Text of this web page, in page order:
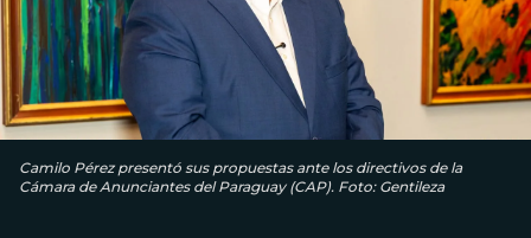
Camilo Pérez presentó sus propuestas ante los directivos de la
Cámara de Anunciantes del Paraguay (CAP). Foto: Gentileza